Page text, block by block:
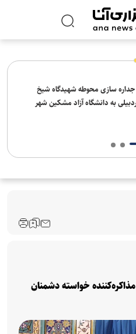
جداره سازی محوطه شهیدگاه شیخ
به دانشگاه آزاد مشکین شهر
خواسته دشمنان